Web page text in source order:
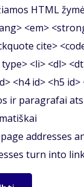
HTML
<em>
cite>
<li> <dl>
<h4 id> <h5 id>
ir paragrafai
addresses
turn into